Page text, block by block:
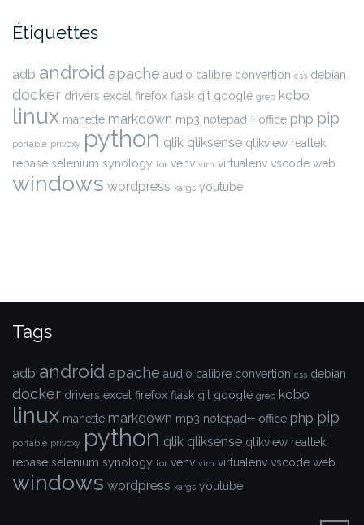
Étiquettes
adb android apache audio calibre convertion css debian
docker drivers excel firefox flask git google grep kobo
linux manette markdown mp3 notepad++ office php pip
portable privoxy python qlik qliksense qlikview realtek
rebase selenium synology tor venv vim virtualenv vscode web
windows wordpress xargs youtube
Tags
adb android apache audio calibre convertion css debian
docker drivers excel firefox flask git google grep kobo
linux manette markdown mp3 notepad++ office php pip
portable privoxy python qlik qliksense qlikview realtek
rebase selenium synology tor venv vim virtualenv vscode web
windows wordpress xargs youtube